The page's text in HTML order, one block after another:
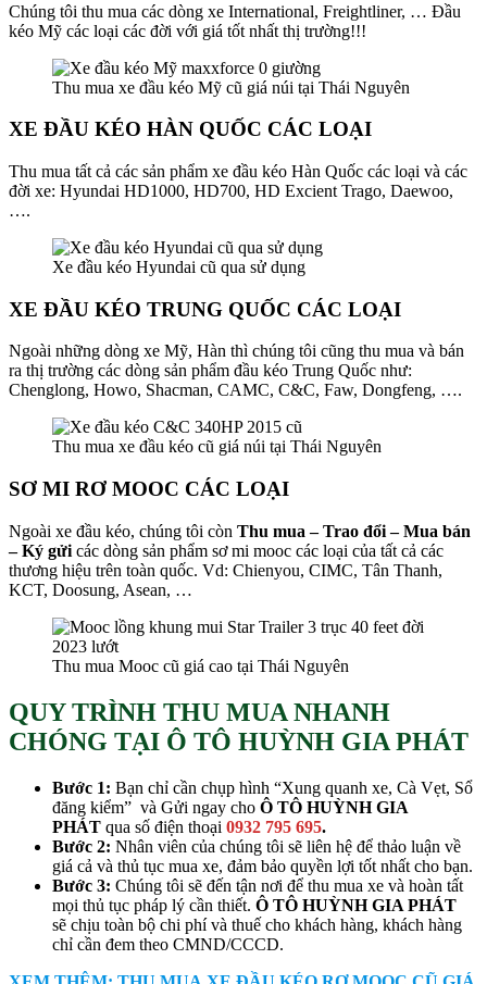
Chúng tôi thu mua các dòng xe International, Freightliner, … Đầu
kéo Mỹ các loại các đời với giá tốt nhất thị trường!!!
Thu mua xe đầu kéo Mỹ cũ giá núi tại Thái Nguyên
XE ĐẦU KÉO HÀN QUỐC CÁC LOẠI
Thu mua tất cả các sản phẩm xe đầu kéo Hàn Quốc các loại và các
đời xe: Hyundai HD1000, HD700, HD Excient Trago, Daewoo,
….
Xe đầu kéo Hyundai cũ qua sử dụng
XE ĐẦU KÉO TRUNG QUỐC CÁC LOẠI
Ngoài những dòng xe Mỹ, Hàn thì chúng tôi cũng thu mua và bán
ra thị trường các dòng sản phẩm đầu kéo Trung Quốc như:
Chenglong, Howo, Shacman, CAMC, C&C, Faw, Dongfeng, ….
Thu mua xe đầu kéo cũ giá núi tại Thái Nguyên
SƠ MI RƠ MOOC CÁC LOẠI
Ngoài xe đầu kéo, chúng tôi còn Thu mua – Trao đổi – Mua bán
– Ký gửi các dòng sản phẩm sơ mi mooc các loại của tất cả các
thương hiệu trên toàn quốc. Vd: Chienyou, CIMC, Tân Thanh,
KCT, Doosung, Asean, …
Thu mua Mooc cũ giá cao tại Thái Nguyên
QUY TRÌNH THU MUA NHANH
CHÓNG TẠI Ô TÔ HUỲNH GIA PHÁT
Bước 1: Bạn chỉ cần chụp hình “Xung quanh xe, Cà Vẹt, Sổ
đăng kiểm” và Gửi ngay cho Ô TÔ HUỲNH GIA
PHÁT qua số điện thoại 0932 795 695.
Bước 2: Nhân viên của chúng tôi sẽ liên hệ để thảo luận về
giá cả và thủ tục mua xe, đảm bảo quyền lợi tốt nhất cho bạn.
Bước 3: Chúng tôi sẽ đến tận nơi để thu mua xe và hoàn tất
mọi thủ tục pháp lý cần thiết. Ô TÔ HUỲNH GIA PHÁT
sẽ chịu toàn bộ chi phí và thuế cho khách hàng, khách hàng
chỉ cần đem theo CMND/CCCD.